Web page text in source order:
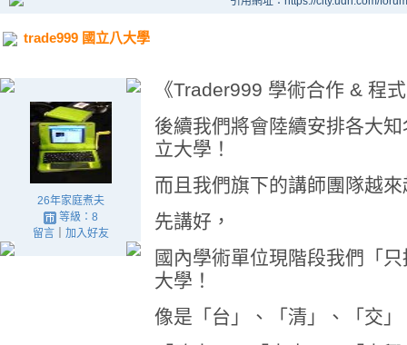
trade999 國立八大學
26年家庭煮夫
等級：8
留言｜ 加入好友
《Trader999 學術合作 & 程
後續我們將會陸續安排各大
立大學！
而且我們旗下的講師團隊越
先講好，
國內學術單位現階段我們「
大學！
像是「台」、「清」、「交